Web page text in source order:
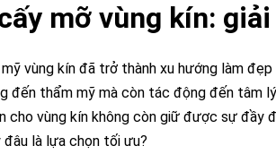
mỡ vùng kín:
vùng kín đã trở thành xu hướng làm
đến thẩm mỹ mà còn tác động đến
cho vùng kín không còn giữ được sự đầy
đâu là lựa chọn tối ưu?